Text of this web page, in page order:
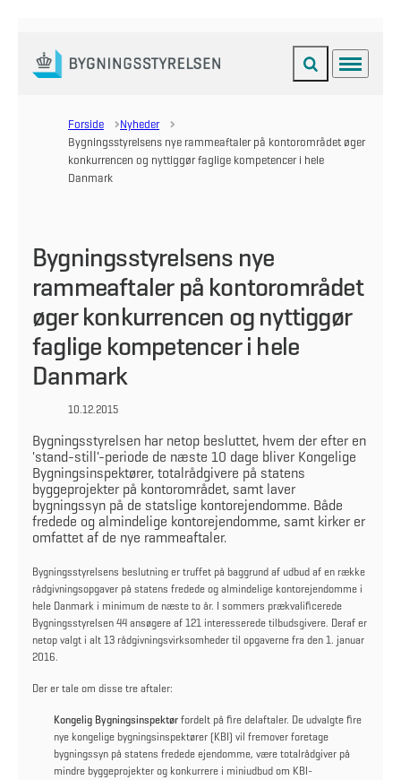
Gå til forsiden Fold søgefelt ud
Menu
Forside
Nyheder
Bygningsstyrelsens nye rammeaftaler på kontorområdet øger
konkurrencen og nyttiggør faglige kompetencer i hele
Danmark
Bygningsstyrelsens nye
rammeaftaler på kontorområdet
øger konkurrencen og nyttiggør
faglige kompetencer i hele
Danmark
10.12.2015
Bygningsstyrelsen har netop besluttet, hvem der efter en
'stand-still'-periode de næste 10 dage bliver Kongelige
Bygningsinspektører, totalrådgivere på statens
byggeprojekter på kontorområdet, samt laver
bygningssyn på de statslige kontorejendomme. Både
fredede og almindelige kontorejendomme, samt kirker er
omfattet af de nye rammeaftaler.
Bygningsstyrelsens beslutning er truffet på baggrund af udbud af en række
rådgivningsopgaver på statens fredede og almindelige kontorejendomme i
hele Danmark i minimum de næste to år. I sommers prækvalificerede
Bygningsstyrelsen 44 ansøgere af 121 interesserede tilbudsgivere. Deraf er
netop valgt i alt 13 rådgivningsvirksomheder til opgaverne fra den 1. januar
2016.
Der er tale om disse tre aftaler:
Kongelig Bygningsinspektørfordelt på fire delaftaler. De udvalgte fire
nye kongelige bygningsinspektører (KBI) vil fremover foretage
bygningssyn på statens fredede ejendomme, være totalrådgiver på
mindre byggeprojekter og konkurrere i miniudbud om KBI-